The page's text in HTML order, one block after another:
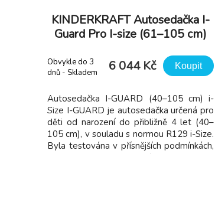
KINDERKRAFT Autosedačka I-
Guard Pro I-size (61–105 cm)
Obvykle do 3
dnů - Skladem
6 044 Kč Koupit
Autosedačka I-GUARD (40–105 cm) i-
Size I-GUARD je autosedačka určená pro
děti od narození do přibližně 4 let (40–
105 cm), v souladu s normou R129 i-Size.
Byla testována v přísnějších podmínkách,